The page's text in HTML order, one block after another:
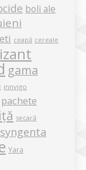
boli ale
ceapă cereale
gama
innvigo
pachete
secară
syngenta
Yara